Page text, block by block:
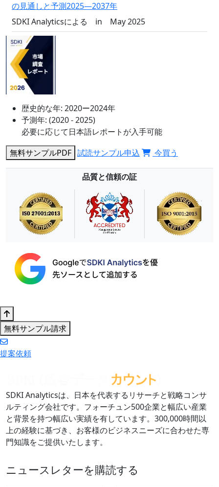
の見通しと予測2025―2037年
SDKI Analyticsによる
in May 2025
歴史的な年: 2020ー2024年
予測年: (2020 - 2025)
必要に応じて日本語レポートが入手可能
無料サンプルPDF 試読サンプル申込 今買う
品質と信頼の証
無料サンプル請求
提案依頼
SDKI Analyticsは、日本を代表するリサーチと戦略コンサ
ルティング会社です。フォーチュン500企業と幅広い産業
と背景を持つ幅広い実績を有しています。300,000時間以
上の経験に基づき、お客様のビジネスニーズに合わせた専
門知識をご提供いたします。
ニュースレターを購読する